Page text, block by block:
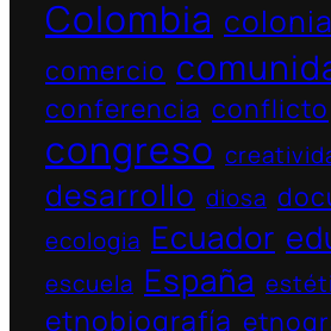
Colombia
comercio
conferencia conflicto
congreso
desarrollo diosa
ecologia Ecuador
escuela España
etnobiografía